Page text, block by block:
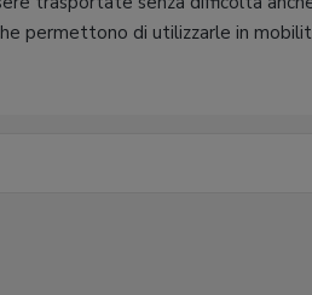
permettono di utilizzarle in